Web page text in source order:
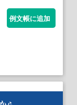
例文帳に追加